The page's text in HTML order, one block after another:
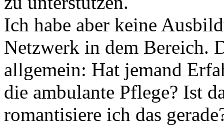
Ich habe aber keine
Netzwerk in dem Bereich.
allgemein: Hat jemand
die ambulante Pflege? Ist
romantisiere ich das